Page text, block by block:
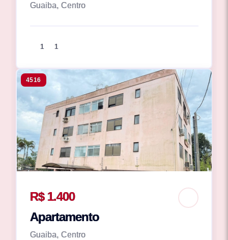
Guaiba, Centro
1 1
4516
R$ 1.400
Apartamento
Guaiba, Centro